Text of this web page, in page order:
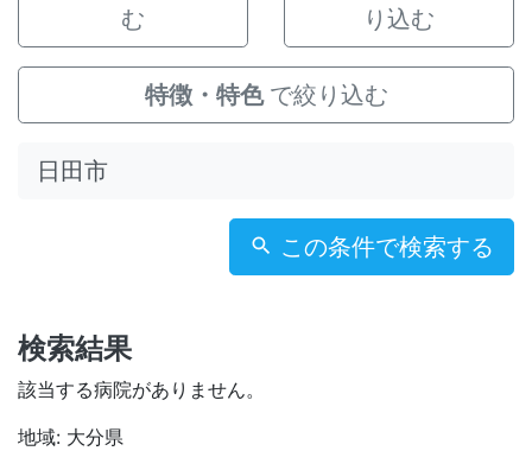
む
り込む
特徴・特色 で絞り込む
この条件で検索する
検索結果
該当する病院がありません。
地域: 大分県